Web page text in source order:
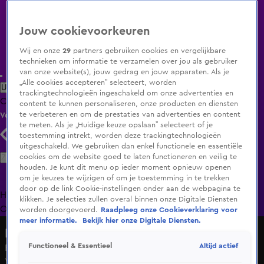
Uitzending Gemist Populaire programma's Zenders Genres
ClipsFilmsRadioSmart TV inlogShop
Volg KIJK
Zoeken
HomeUitzending Gemist Programma's De Bondgenoten
OranjezomerLivestreamsShop
Flo en Nick zetten een stap verder
Wo 6 mei, 10:37
Jouw cookievoorkeuren
Wij en onze29 partners gebruiken cookies en vergelijkbare
technieken om informatie te verzamelen over jou als gebruiker
van onze website(s), jouw gedrag en jouw apparaten. Als je
„Alle cookies accepteren” selecteert, worden
trackingtechnologieën ingeschakeld om onze advertenties en
content te kunnen personaliseren, onze producten en diensten
te verbeteren en om de prestaties van advertenties en content
te meten. Als je „Huidige keuze opslaan” selecteert of je
toestemming intrekt, worden deze trackingtechnologieën
uitgeschakeld. We gebruiken dan enkel functionele en essentiële
cookies om de website goed te laten functioneren en veilig te
houden. Je kunt dit menu op ieder moment opnieuw openen
om je keuzes te wijzigen of om je toestemming in te trekken
door op de link Cookie-instellingen onder aan de webpagina te
klikken. Je selecties zullen overal binnen onze Digitale Diensten
worden doorgevoerd.
Raadpleeg onze Cookieverklaring voor
meer informatie.
Bekijk hier onze Digitale Diensten.
Functioneel & Essentieel Altijd actief